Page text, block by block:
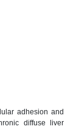
adhesion and
diffuse liver